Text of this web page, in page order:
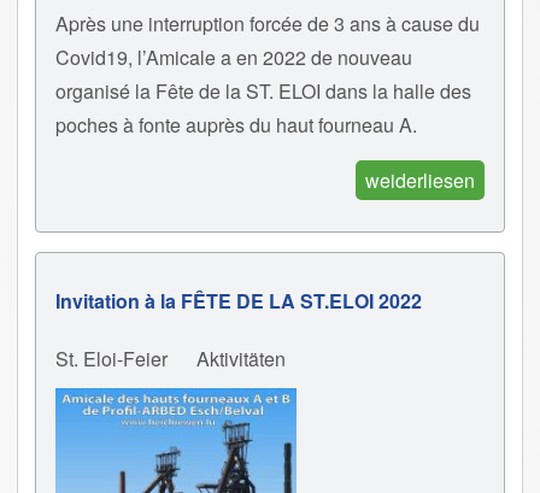
Après une interruption forcée de 3 ans à cause du
Covid19, l’Amicale a en 2022 de nouveau
organisé la Fête de la ST. ELOI dans la halle des
poches à fonte auprès du haut fourneau A.
weiderliesen
Invitation à la FÊTE DE LA ST.ELOI 2022
St. Eloi-Feier Aktivitäten